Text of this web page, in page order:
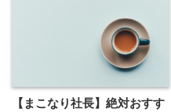
【まこなり社長】絶対おすす